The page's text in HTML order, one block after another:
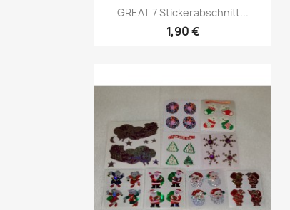
GREAT 7 Stickerabschnitt...
1,90 €